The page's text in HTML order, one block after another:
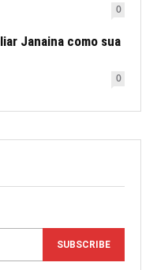
0
Janaina como sua
0
SUBSCRIBE